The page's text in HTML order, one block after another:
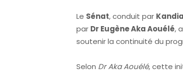
Le Sénat, conduit par
par Dr Eugène Aka Aouélé,
soutenir la continuité du
Selon Dr Aka Aouélé, cette